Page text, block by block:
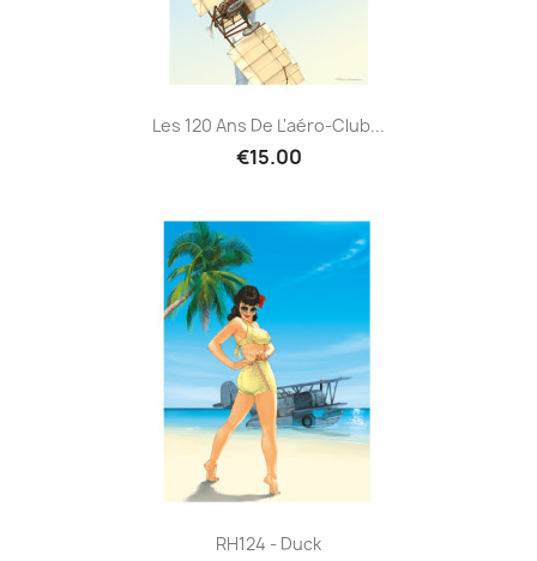
Les 120 Ans De L'aéro-Club...
€15.00
RH124 - Duck